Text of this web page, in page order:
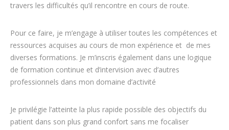
travers les difficultés qu’il rencontre en cours de route.
Pour ce faire, je m’engage à utiliser toutes les compétences et
ressources acquises au cours de mon expérience et de mes
diverses formations. Je m’inscris également dans une logique
de formation continue et d’intervision avec d’autres
professionnels dans mon domaine d’activité
Je privilégie l’atteinte la plus rapide possible des objectifs du
patient dans son plus grand confort sans me focaliser